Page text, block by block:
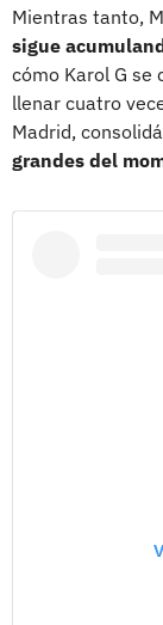
Mientras tanto,
sigue
cómo Karol G
llenar cuatro
Madrid,
grandes del